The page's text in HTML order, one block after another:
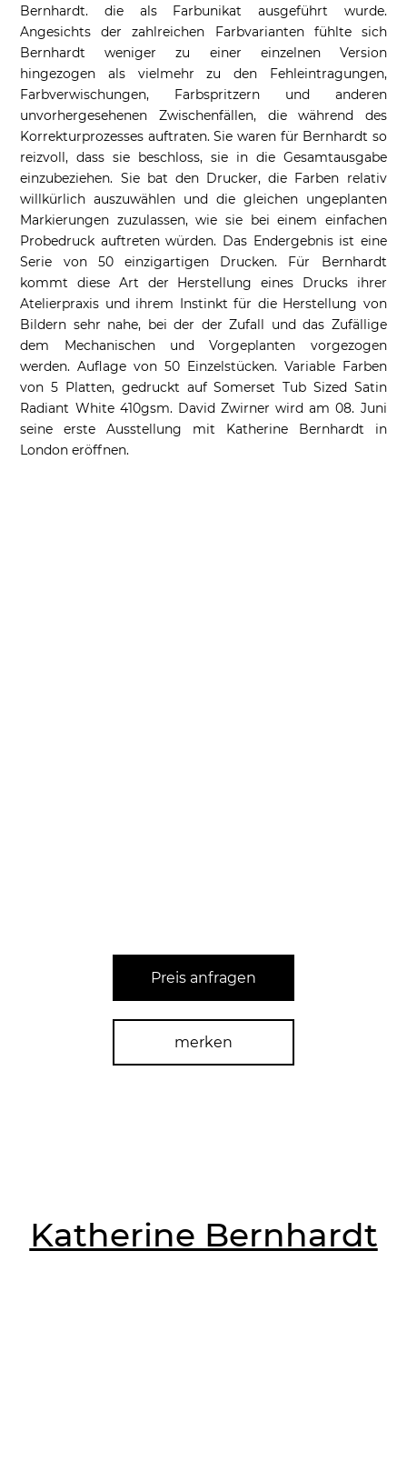
Bernhardt. die als Farbunikat ausgeführt wurde.
Angesichts der zahlreichen Farbvarianten fühlte sich
Bernhardt weniger zu einer einzelnen Version
hingezogen als vielmehr zu den Fehleintragungen,
Farbverwischungen, Farbspritzern und anderen
unvorhergesehenen Zwischenfällen, die während des
Korrekturprozesses auftraten. Sie waren für Bernhardt so
reizvoll, dass sie beschloss, sie in die Gesamtausgabe
einzubeziehen. Sie bat den Drucker, die Farben relativ
willkürlich auszuwählen und die gleichen ungeplanten
Markierungen zuzulassen, wie sie bei einem einfachen
Probedruck auftreten würden. Das Endergebnis ist eine
Serie von 50 einzigartigen Drucken. Für Bernhardt
kommt diese Art der Herstellung eines Drucks ihrer
Atelierpraxis und ihrem Instinkt für die Herstellung von
Bildern sehr nahe, bei der der Zufall und das Zufällige
dem Mechanischen und Vorgeplanten vorgezogen
werden. Auflage von 50 Einzelstücken. Variable Farben
von 5 Platten, gedruckt auf Somerset Tub Sized Satin
Radiant White 410gsm. David Zwirner wird am 08. Juni
seine erste Ausstellung mit Katherine Bernhardt in
London eröffnen.
Preis anfragen
merken
Katherine Bernhardt